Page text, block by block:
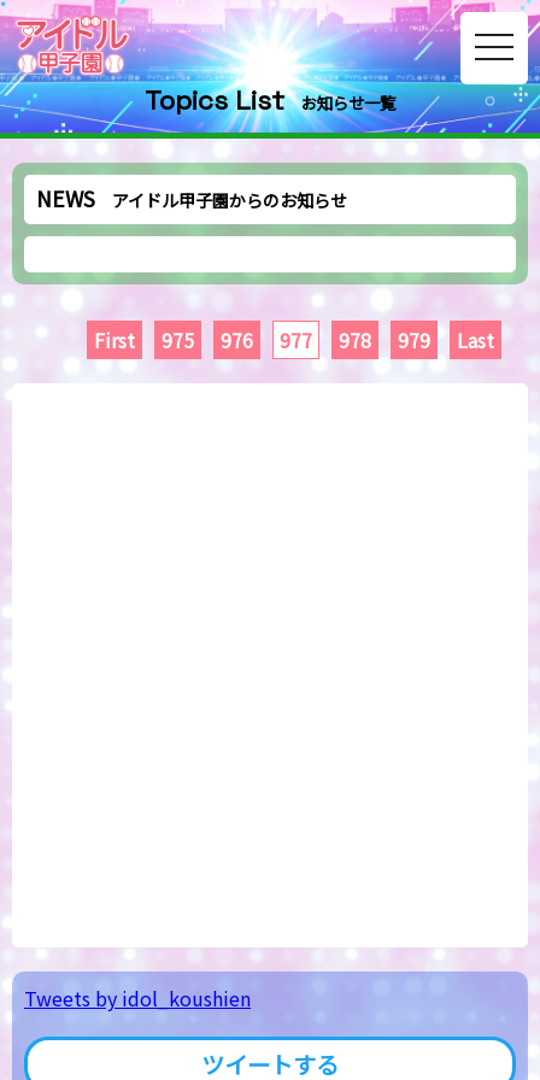
Topics List お知らせ一覧
NEWS アイドル甲子園からのお知らせ
First 975 976 977 978 979 Last
Tweets by idol_koushien
ツイートする
toggle